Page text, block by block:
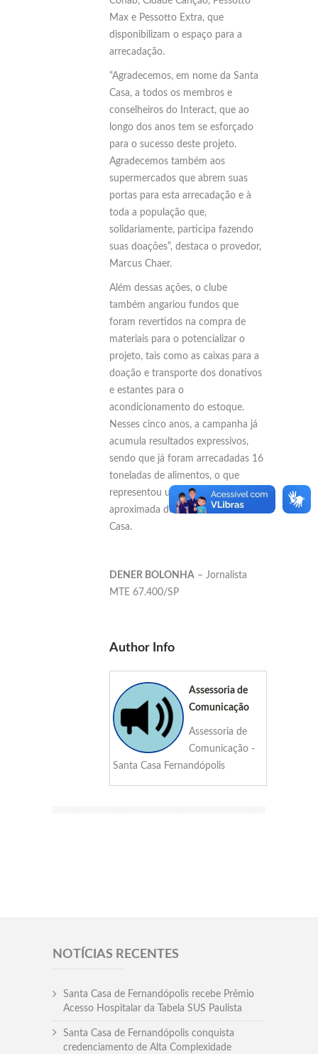
Max e Pessotto Extra, que
disponibilizam o espaço para a
arrecadação.
“Agradecemos, em nome da Santa
Casa, a todos os membros e
conselheiros do Interact, que ao
longo dos anos tem se esforçado
para o sucesso deste projeto.
Agradecemos também aos
supermercados que abrem suas
portas para esta arrecadação e à
toda a população que,
solidariamente, participa fazendo
suas doações”, destaca o provedor,
Marcus Chaer.
Além dessas ações, o clube
também angariou fundos que
foram revertidos na compra de
materiais para o potencializar o
projeto, tais como as caixas para a
doação e transporte dos donativos
e estantes para o
acondicionamento do estoque.
Nesses cinco anos, a campanha já
acumula resultados expressivos,
sendo que já foram arrecadadas 16
toneladas de alimentos, o que
representou uma economia
aproximada de R$ 60 mil à Santa
Casa.
DENER BOLONHA – Jornalista
MTE 67.400/SP
Author Info
Assessoria de
Comunicação
Assessoria de
Comunicação -
Santa Casa Fernandópolis
NOTÍCIAS RECENTES
Santa Casa de Fernandópolis recebe Prêmio
Acesso Hospitalar da Tabela SUS Paulista
Santa Casa de Fernandópolis conquista
credenciamento de Alta Complexidade